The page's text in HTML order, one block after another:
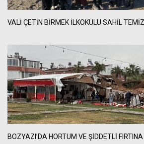
VALİ ÇETİN BİRMEK İLKOKULU SAHİL
BOZYAZI’DA HORTUM VE ŞİDDETLİ